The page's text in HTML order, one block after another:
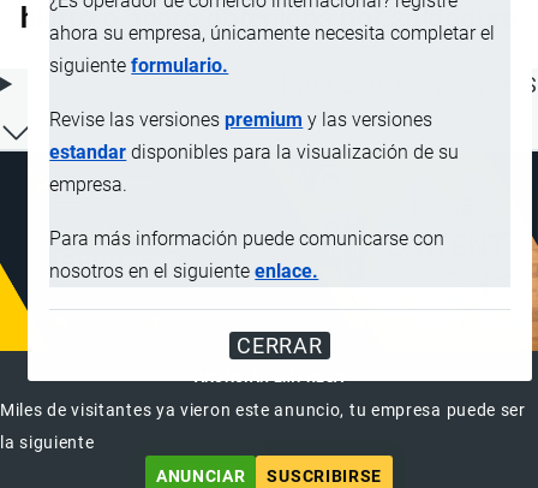
ahora su empresa, únicamente necesita completar el
siguienteformulario.
Revise las versionespremium y las versiones
estandar disponibles para la visualización de su
empresa.
Para más información puede comunicarse con
nosotros en el siguienteenlace.
CERRAR
hierro o acero obtenidos por soldadura
ÍNDICE DE CONTENIDOS
ANUNCIAR EMPRESA
Miles de visitantes ya vieron este anuncio, tu empresa puede ser
la siguiente
ANUNCIAR
SUSCRIBIRSE